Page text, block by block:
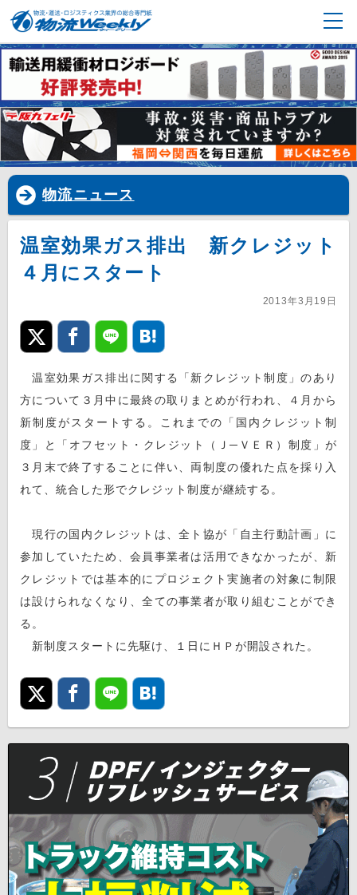
物流ニュース
温室効果ガス排出 新クレジット
４月にスタート
2013年3月19日
温室効果ガス排出に関する「新クレジット制度」のあり
方について３月中に最終の取りまとめが行われ、４月から
新制度がスタートする。これまでの「国内クレジット制
度」と「オフセット・クレジット（Ｊ─ＶＥＲ）制度」が
３月末で終了することに伴い、両制度の優れた点を採り入
れて、統合した形でクレジット制度が継続する。
現行の国内クレジットは、全ト協が「自主行動計画」に
参加していたため、会員事業者は活用できなかったが、新
クレジットでは基本的にプロジェクト実施者の対象に制限
は設けられなくなり、全ての事業者が取り組むことができ
る。
新制度スタートに先駆け、１日にＨＰが開設された。